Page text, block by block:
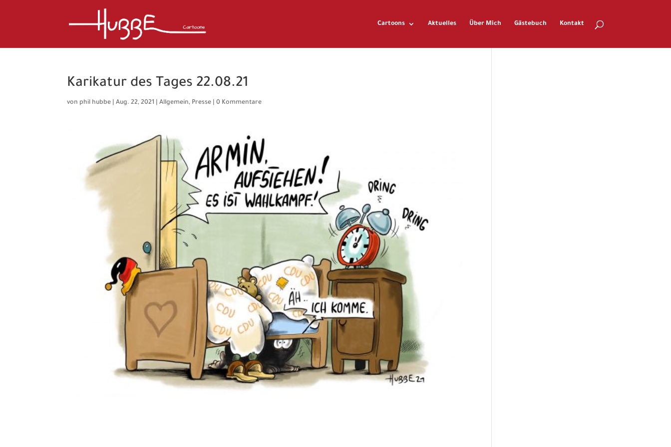
Cartoons Aktuelles Über Mich Gästebuch Kontakt
Karikatur des Tages 22.08.21
von phil hubbe |Aug. 22, 2021 |Allgemein, Presse |0 Kommentare